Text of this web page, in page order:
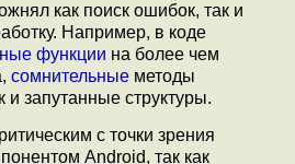
как поиск ошибок, так и
Например, в коде
функции на более чем
сомнительные методы
и запутанные структуры.
с точки зрения
Android, так как